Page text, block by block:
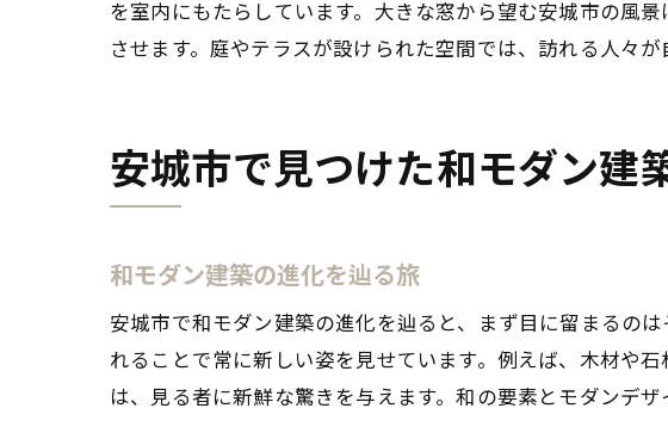
安城市で
和モ
地域
自然
安城
を室内にもたらしています。大きな窓から望む安城市の風
させます。庭やテラスが設けられた空間では、訪れる人々
安城市で見つけた和モダン建
和モダン建築の進化を辿る旅
安城市で和モダン建築の進化を辿ると、まず目に留まるの
れることで常に新しい姿を見せています。例えば、木材や
は、見る者に新鮮な驚きを与えます。和の要素とモダンデ